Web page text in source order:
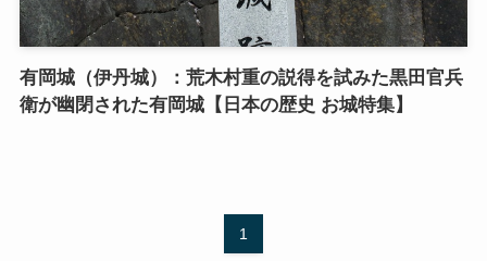
有岡城（伊丹城）：荒木村重の説得を試みた黒田官兵
衛が幽閉された有岡城【日本の歴史 お城特集】
1